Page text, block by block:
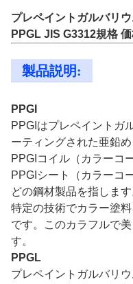
プレペイントガルバリ
PPGL JIS G3312規格
製品説明:
PPGI
PPGIはプレペイントガ
ーティングされた亜鉛
PPGIコイル（カラーコ
PPGIシート（カラーコ
どの鋼材製品を指しま
特定の技術でカラー塗
です。このカラフルで
す。
PPGL
プレペイントガルバリ